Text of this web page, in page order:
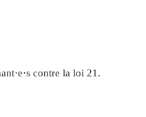
contre la loi 21.